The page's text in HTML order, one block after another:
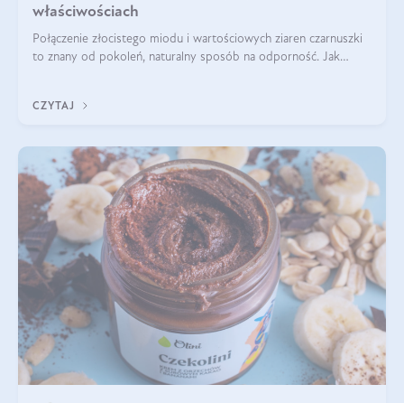
właściwościach
Połączenie złocistego miodu i wartościowych ziaren czarnuszki
to znany od pokoleń, naturalny sposób na odporność. Jak
CZYTAJ